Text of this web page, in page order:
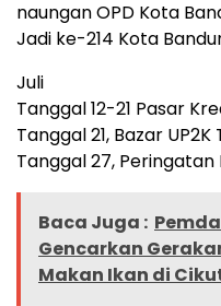
naungan OPD Kota
Jadi ke-214 Kota
Juli
Tanggal 12-21 Pasar
Tanggal 21, Bazar
Tanggal 27, Peringatan
Baca Juga :
Gencarkan
Makan Ikan di